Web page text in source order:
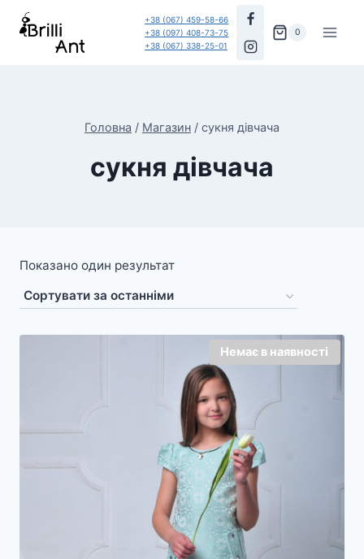
Перейти
+38 (067) 459-58-66
+38 (097) 408-73-75
+38 (067) 338-25-01
0
Головна / Магазин / сукня дівчача
сукня дівчача
Показано один результат
Розпродаж!
Немає в наявності